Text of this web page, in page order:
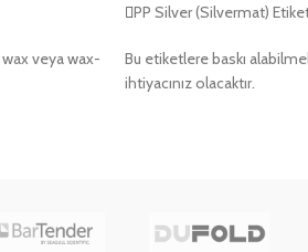
veya wax-
PP Silver (Silvermat)
Bu etiketlere baskı
ihtiyacınız olacaktır.